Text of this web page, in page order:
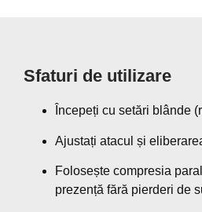
Sfaturi de utilizare
Începeți cu setări blânde
Ajustați atacul și
Folosește compresia
prezență fără pierderi de